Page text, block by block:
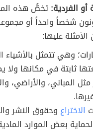
أو الفردية:تخصُّ هذه
شخصاً واحداً أو
عليها:
وهي تتمثل
ثابتة في مكانها ولا
المباني، والأراضي،
الاختراع وحقوق النشر
بعض الموارد